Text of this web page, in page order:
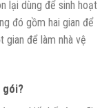
lại dùng để sinh hoạt
đó gồm hai gian để
gian để làm nhà vệ
gói?